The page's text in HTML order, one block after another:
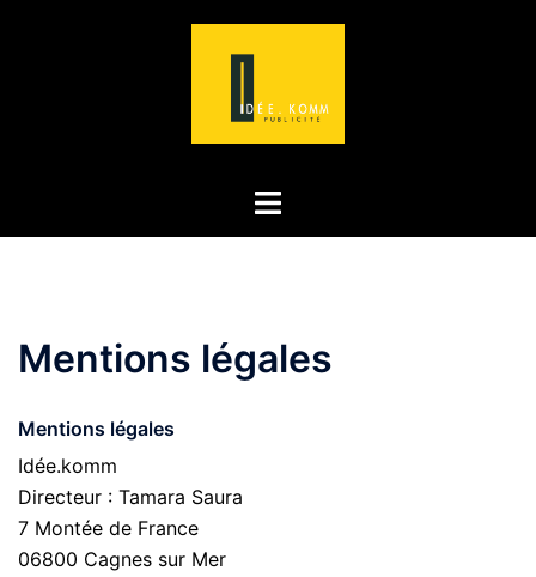
Ouvrir/fermer
Mentions légales
Mentions légales
Idée.komm
Directeur : Tamara Saura
7 Montée de France
06800 Cagnes sur Mer